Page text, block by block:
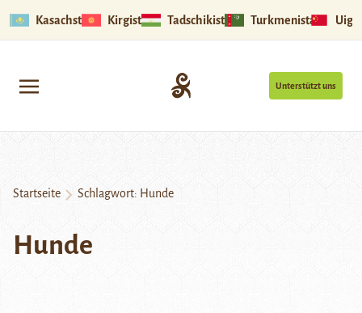
Kasachstan Kirgistan Tadschikistan Turkmenistan
Unterstützt uns
Startseite Schlagwort: Hunde
Hunde